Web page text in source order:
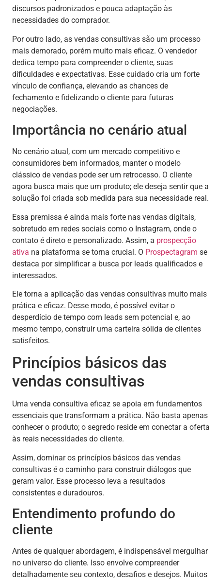
discursos padronizados e pouca adaptação às
necessidades do comprador.
Por outro lado, as vendas consultivas são um processo
mais demorado, porém muito mais eficaz. O vendedor
dedica tempo para compreender o cliente, suas
dificuldades e expectativas. Esse cuidado cria um forte
vínculo de confiança, elevando as chances de
fechamento e fidelizando o cliente para futuras
negociações.
Importância no cenário atual
No cenário atual, com um mercado competitivo e
consumidores bem informados, manter o modelo
clássico de vendas pode ser um retrocesso. O cliente
agora busca mais que um produto; ele deseja sentir que a
solução foi criada sob medida para sua necessidade real.
Essa premissa é ainda mais forte nas vendas digitais,
sobretudo em redes sociais como o Instagram, onde o
contato é direto e personalizado. Assim, a prospecção
ativa na plataforma se torna crucial. O Prospectagram se
destaca por simplificar a busca por leads qualificados e
interessados.
Ele torna a aplicação das vendas consultivas muito mais
prática e eficaz. Desse modo, é possível evitar o
desperdício de tempo com leads sem potencial e, ao
mesmo tempo, construir uma carteira sólida de clientes
satisfeitos.
Princípios básicos das
vendas consultivas
Uma venda consultiva eficaz se apoia em fundamentos
essenciais que transformam a prática. Não basta apenas
conhecer o produto; o segredo reside em conectar a oferta
às reais necessidades do cliente.
Assim, dominar os princípios básicos das vendas
consultivas é o caminho para construir diálogos que
geram valor. Esse processo leva a resultados
consistentes e duradouros.
Entendimento profundo do
cliente
Antes de qualquer abordagem, é indispensável mergulhar
no universo do cliente. Isso envolve compreender
detalhadamente seu contexto, desafios e desejos. Muitos